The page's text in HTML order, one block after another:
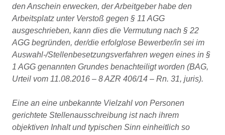
den Anschein erwecken, der Arbeitgeber habe den
Arbeitsplatz unter Verstoß gegen § 11 AGG
ausgeschrieben, kann dies die Vermutung nach § 22
AGG begründen, der/die erfolglose Bewerber/in sei im
Auswahl-/Stellenbesetzungsverfahren wegen eines in §
1 AGG genannten Grundes benachteiligt worden (BAG,
Urteil vom 11.08.2016 – 8 AZR 406/14 – Rn. 31, juris).
Eine an eine unbekannte Vielzahl von Personen
gerichtete Stellenausschreibung ist nach ihrem
objektiven Inhalt und typischen Sinn einheitlich so